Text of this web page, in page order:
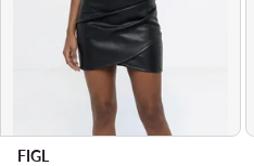
FIGL